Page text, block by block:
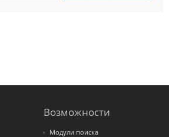
Возможности
Модули поиска